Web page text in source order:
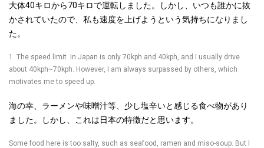
大体40キロから70キロで運転しました。しかし、いつも誰かに抜
かされていたので、私も速度を上げようという気持ちになりまし
た。
1. The speed limit in Japan is only 70kph and 40kph, and I usually drive
about 40kph~70kph. However, I am always surpassed by others, which
motivates me to speed up.
海の幸、ラーメンや味噌汁等、少し塩辛いと感じる食べ物があり
ました。しかし、これは日本の特徴だと思います。
Some food here is too salty, such as seafood, ramen and miso-soup. But I